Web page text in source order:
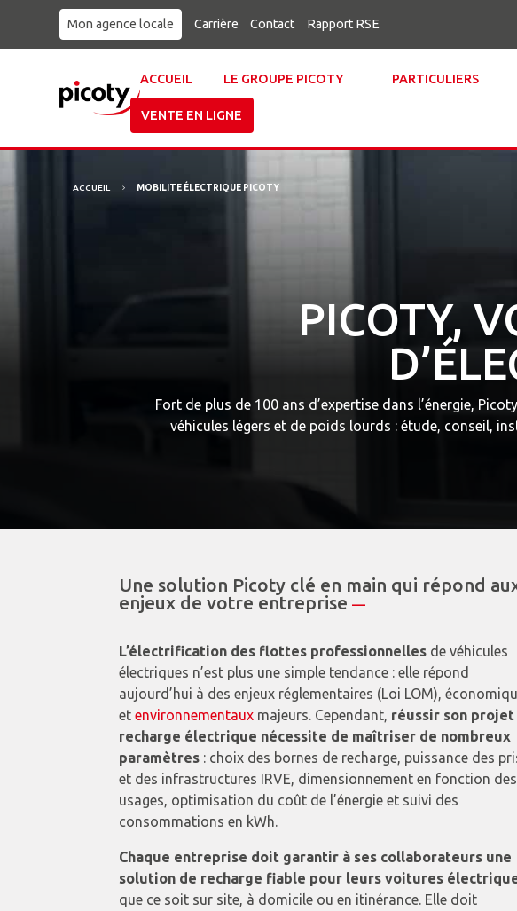
Mon agence locale Carrière Contact Rapport RSE
ACCUEIL LE GROUPE PICOTY PARTICULIERS
VENTE EN LIGNE
ACCUEIL 5 MOBILITE ÉLECTRIQUE PICOTY
PICOTY,
Fort de plus de 100 ans d’expertise dans l’énergie,
véhicules légers et de poids lourds : étude, conseil,
Une solution Picoty clé en main qui répond
enjeux de votre entreprise—
L’électrification des flottes professionnelles de véhicules
électriques n’est plus une simple tendance : elle répond
aujourd’hui à des enjeux réglementaires (Loi LOM),
etenvironnementaux majeurs. Cependant, réussir son projet
recharge électrique nécessite de maîtriser de nombreux
paramètres : choix des bornes de recharge, puissance des
et des infrastructures IRVE, dimensionnement en fonction des
usages, optimisation du coût de l’énergie et suivi des
consommations en kWh.
Chaque entreprise doit garantir à ses collaborateurs une
solution de recharge fiable pour leurs voitures
que ce soit sur site, à domicile ou en itinérance. Elle doit